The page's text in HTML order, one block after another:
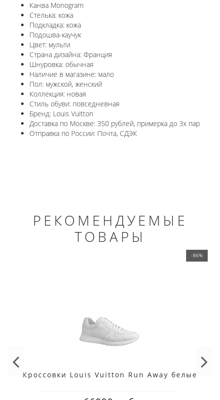
Канва Monogram
Стелька: кожа
Подкладка: кожа
Подошва-каучук
Цвет: мульти
Страна дизайна: Франция
Шнуровка: обычная
Наличие в магазине: мало
Пол: мужской, женский
Коллекция: новая
Стиль обуви: повседневная
Бренд: Louis Vuitton
Доставка по Москве: 350 рублей, примерка до 3х пар
Отправка по России: Почта, СДЭК
РЕКОМЕНДУЕМЫЕ
ТОВАРЫ
-86%
Кроссовки Louis Vuitton Run Away белые